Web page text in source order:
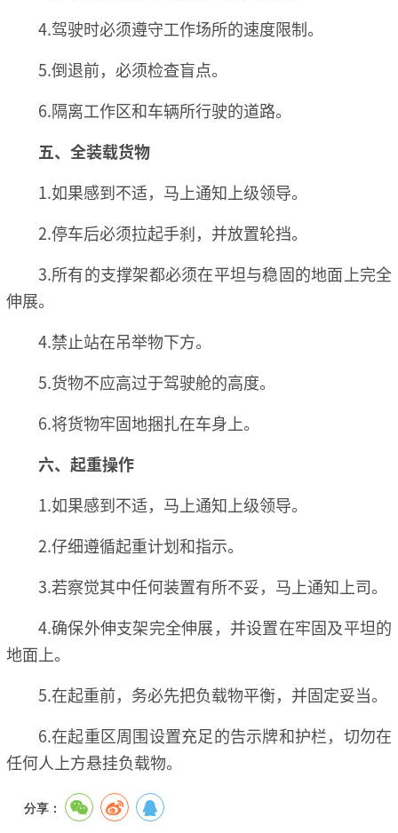
4.驾驶时必须遵守工作场所的速度限制。
5.倒退前，必须检查盲点。
6.隔离工作区和车辆所行驶的道路。
五、全装载货物
1.如果感到不适，马上通知上级领导。
2.停车后必须拉起手刹，并放置轮挡。
3.所有的支撑架都必须在平坦与稳固的地面上完全
伸展。
4.禁止站在吊举物下方。
5.货物不应高过于驾驶舱的高度。
6.将货物牢固地捆扎在车身上。
六、起重操作
1.如果感到不适，马上通知上级领导。
2.仔细遵循起重计划和指示。
3.若察觉其中任何装置有所不妥，马上通知上司。
4.确保外伸支架完全伸展，并设置在牢固及平坦的
地面上。
5.在起重前，务必先把负载物平衡，并固定妥当。
6.在起重区周围设置充足的告示牌和护栏，切勿在
任何人上方悬挂负载物。
分享：